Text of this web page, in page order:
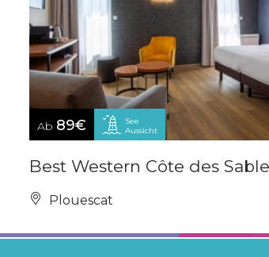
Ab 89€
See
Aussicht
Best Western Côte des
Plouescat